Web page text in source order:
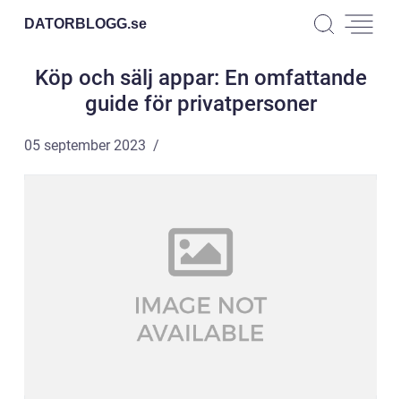
DATORBLOGG.se
Köp och sälj appar: En omfattande
guide för privatpersoner
05 september 2023